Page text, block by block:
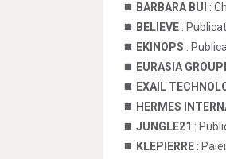
BARBARA BUI :
BELIEVE :
EKINOPS :
EURASIA
EXAIL
HERMES
JUNGLE21 :
KLEPIERRE :